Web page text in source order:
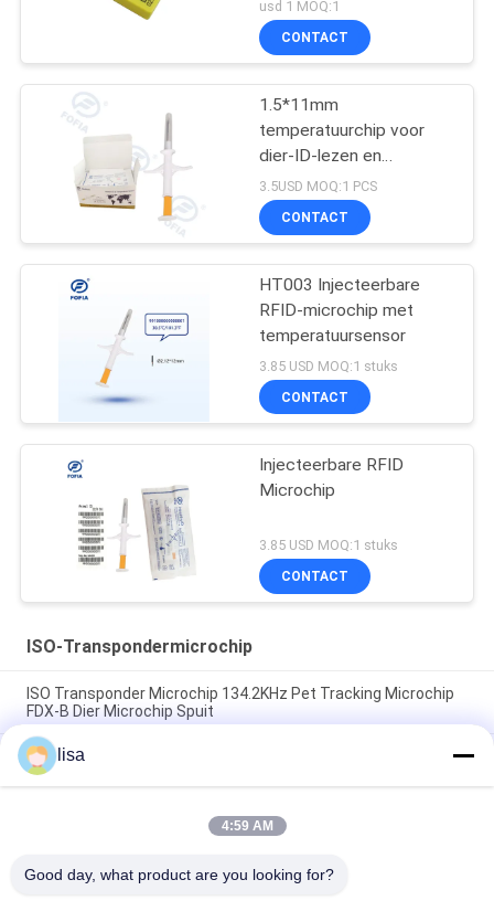
usd 1 MOQ:1
CONTACT
1.5*11mm
temperatuurchip voor
dier-ID-lezen en
lichaamstemperatuur
3.5USD MOQ:1 PCS
CONTACT
HT003 Injecteerbare
RFID-microchip met
temperatuursensor
3.85 USD MOQ:1 stuks
CONTACT
Injecteerbare RFID
Microchip
3.85 USD MOQ:1 stuks
CONTACT
ISO-Transpondermicrochip
ISO Transponder Microchip 134.2KHz Pet Tracking Microchip
FDX-B Dier Microchip Spuit
ISO-van de Markerings de Injecteerbare Chips Animal
Microchip Syringe For van Rfid van de Normmicrochip van de
het Veemicrochip Injecteerbare Transponder
Geïmplanteerde microchip tag voor dierenopsporing
lisa
4:59 AM
Good day, what product are you looking for?